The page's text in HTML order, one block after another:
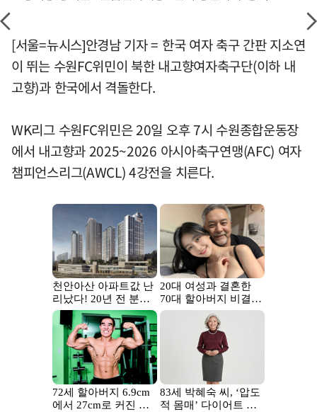
[서울=뉴시스]안경남 기자 = 한국 여자 축구 간판 지소연
이 뛰는 수원FC위민이 북한 내고향여자축구단(이하 내
고향)과 한국에서 격돌한다.
WK리그 수원FC위민은 20일 오후 7시 수원종합운동장
에서 내고향과 2025~2026 아시아축구연맹(AFC) 여자
챔피언스리그(AWCL) 4강전을 치른다.